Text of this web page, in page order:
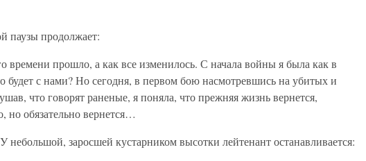
паузы продолжает:
прошло, а как все изменилось. С начала войны я была как в
будет с нами? Но сегодня, в первом бою насмотревшись на убитых и
что говорят раненые, я поняла, что прежняя жизнь вернется,
но обязательно вернется…
заросшей кустарником высотки лейтенант останавливается: